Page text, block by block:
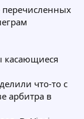
касающиеся
что-то с
арбитра в